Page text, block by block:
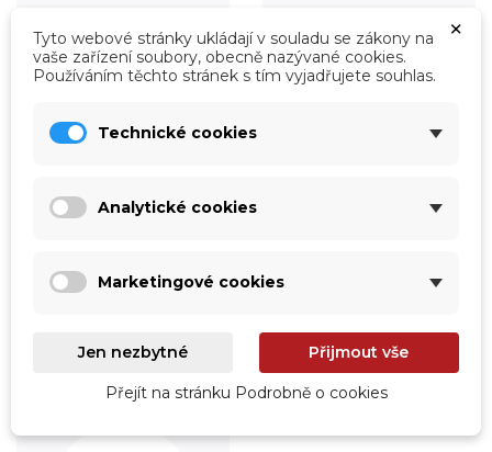
Úprava vody
×
Tyto webové stránky ukládají v souladu se zákony na
vaše zařízení soubory, obecně nazývané cookies.
Používáním těchto stránek s tím vyjadřujete souhlas.
Technické cookies
Analytické cookies
Marketingové cookies
Jen nezbytné Přijmout vše
Přejít na stránku Podrobně o cookies